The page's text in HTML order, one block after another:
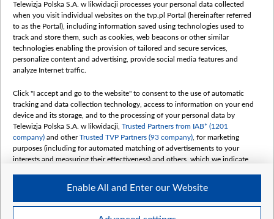
Бяспека
Youtube
Белсат news
Белсат Shorts
Жэстачайшы мульт
Belsat English
Biełsat PL
Белсат Now
Белсат History
Белсат Music
Белсат Doc
My consents
Telewizja Polska S.A. w likwidacji processes your personal data collected
when you visit individual websites on the tvp.pl Portal (hereinafter referred
to as the Portal), including information saved using technologies used to
track and store them, such as cookies, web beacons or other similar
technologies enabling the provision of tailored and secure services,
personalize content and advertising, provide social media features and
analyze Internet traffic.
Click "I accept and go to the website" to consent to the use of automatic
tracking and data collection technology, access to information on your end
device and its storage, and to the processing of your personal data by
Telewizja Polska S.A. w likwidacji, Trusted Partners from IAB* (1201
company) and otherTrusted TVP Partners (93 company) , for marketing
purposes (including for automated matching of advertisements to your
interests and measuring their effectiveness) and others, which we indicate
The purposes of processing your data by TVP S.A. w likwidacji are as
follows:
Enable All and Enter our Website